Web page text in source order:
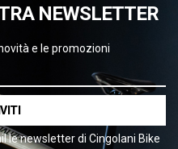
NEWSLETTER
e le promozioni
le newsletter di Cingolani Bike